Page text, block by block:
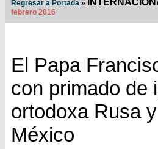
Regresar a Portada »
febrero 2016
El Papa
con primado de
ortodoxa Rusa
México